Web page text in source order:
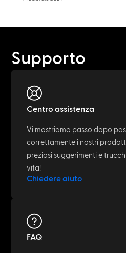
Supporto
Centro assistenza
Vi mostriamo passo dopo
correttamente i nostri
preziosi suggerimenti e
vita!
Chiedere aiuto
FAQ